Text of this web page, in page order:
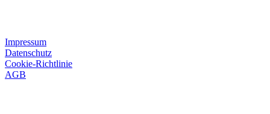
Impressum
Datenschutz
Cookie-Richtlinie
AGB